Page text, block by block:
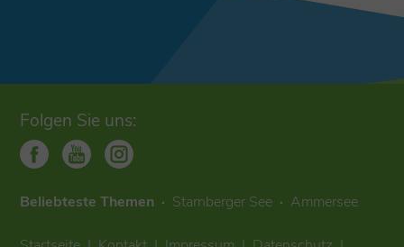
Folgen Sie uns:
Beliebteste Themen Starnberger See Ammersee